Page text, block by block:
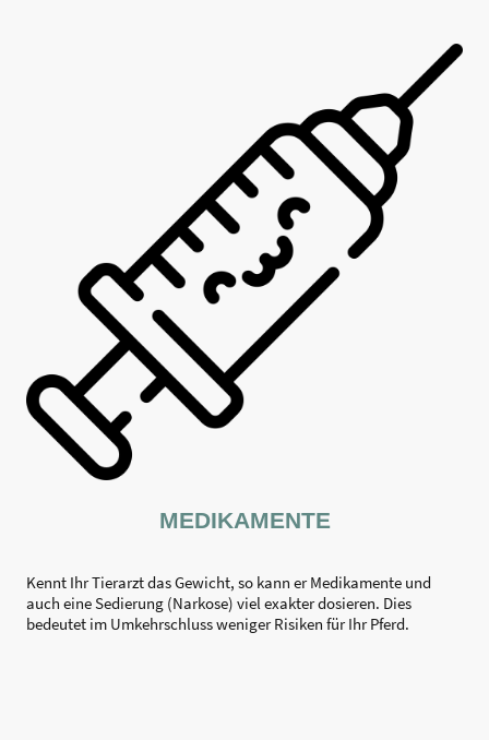
MEDIKAMENTE
Kennt Ihr Tierarzt das Gewicht, so kann er Medikamente und
auch eine Sedierung (Narkose) viel exakter dosieren. Dies
bedeutet im Umkehrschluss weniger Risiken für Ihr Pferd.